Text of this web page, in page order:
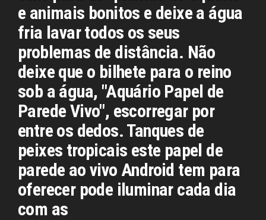
e animais bonitos e deixe a água
fria lavar todos os seus
problemas de distância. Não
deixe que o bilhete para o reino
sob a água, "Aquário Papel de
Parede Vivo", escorregar por
entre os dedos. Tanques de
peixes tropicais este papel de
parede ao vivo Android tem para
oferecer pode iluminar cada dia
com as